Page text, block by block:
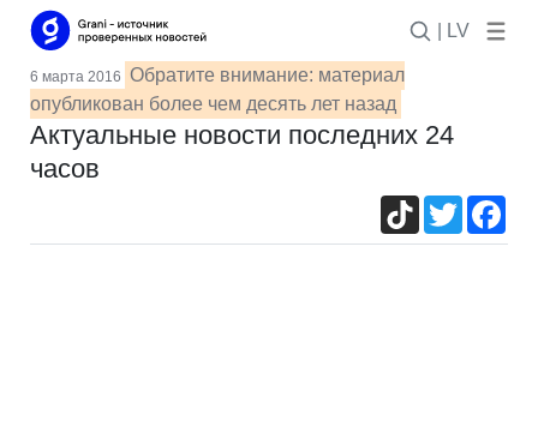
| LV
6 марта 2016 Обратите внимание: материал
опубликован более чем десять лет назад
Актуальные новости последних 24
часов
TikTokTwitter